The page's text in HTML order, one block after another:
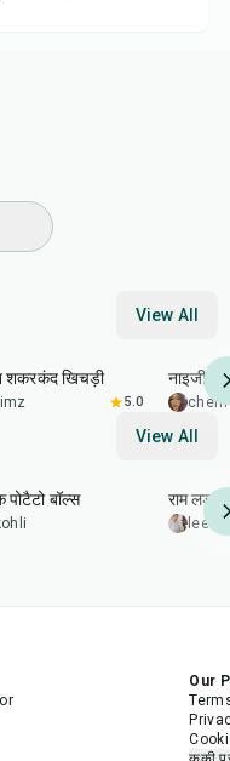
View All
शकरकंद खिचड़ी
5.0
View All
पोटैटो बॉल्स राम लड्डू
Our